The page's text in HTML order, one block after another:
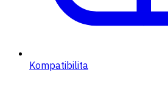
Kompatibilita